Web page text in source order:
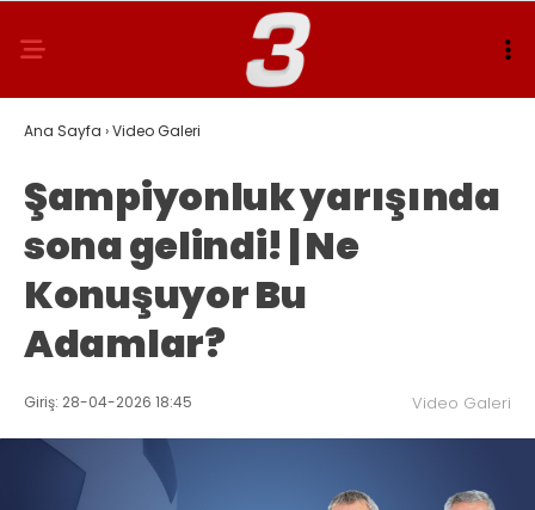
Ana Sayfa ›Video Galeri
Şampiyonluk yarışında
sona gelindi! | Ne
Konuşuyor Bu
Adamlar?
Giriş: 28-04-2026 18:45 Video Galeri